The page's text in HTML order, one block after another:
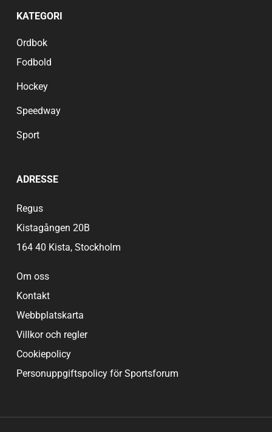
KATEGORI
Ordbok
Fodbold
Hockey
Speedway
Sport
ADRESSE
Regus
Kistagången 20B
164 40 Kista, Stockholm
Om oss
Kontakt
Webbplatskarta
Villkor och regler
Cookiepolicy
Personuppgiftspolicy för Sportsforum